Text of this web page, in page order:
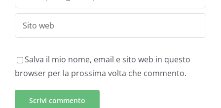
Salva il mio nome, email e sito web in questo
browser per la prossima volta che commento.